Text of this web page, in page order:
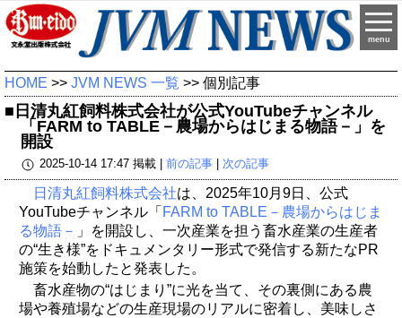
menu
HOME >> JVM NEWS 一覧 >> 個別記事
■日清丸紅飼料株式会社が公式YouTubeチャンネル
「FARM to TABLE－農場からはじまる物語－」を
開設
2025-10-14 17:47 掲載 | 前の記事| 次の記事
日清丸紅飼料株式会社は、2025年10月9日、公式
YouTubeチャンネル「 FARM to TABLE－農場からはじま
る物語－ 」を開設し、一次産業を担う畜水産業の生産者
の“生き様”をドキュメンタリー形式で発信する新たなPR
施策を始動したと発表した。
畜水産物の“はじまり”に光を当て、その裏側にある農
場や養殖場などの生産現場のリアルに密着し、美味しさ